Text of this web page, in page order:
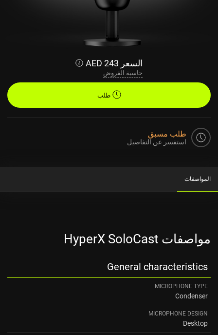
السعر AED 243
حاسبة القروض
طلب
طلب مسبق
استفسر عن التفاصيل
المواصفات
مواصفات HyperX SoloCast
General characteristics
MICROPHONE TYPE
Condenser
MICROPHONE DESIGN
Desktop